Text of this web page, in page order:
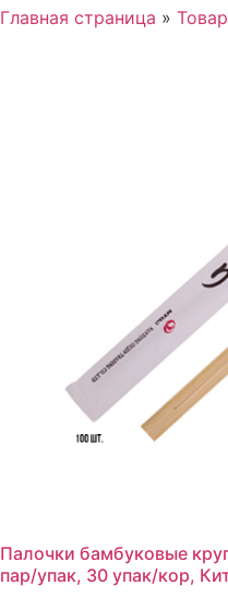
Главная страница »
Палочки бамбуковые
пар/упак, 30 упак/кор,